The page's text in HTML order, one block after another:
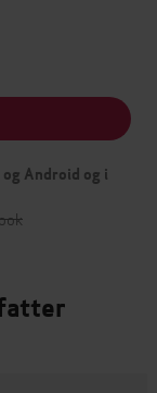
Android og i